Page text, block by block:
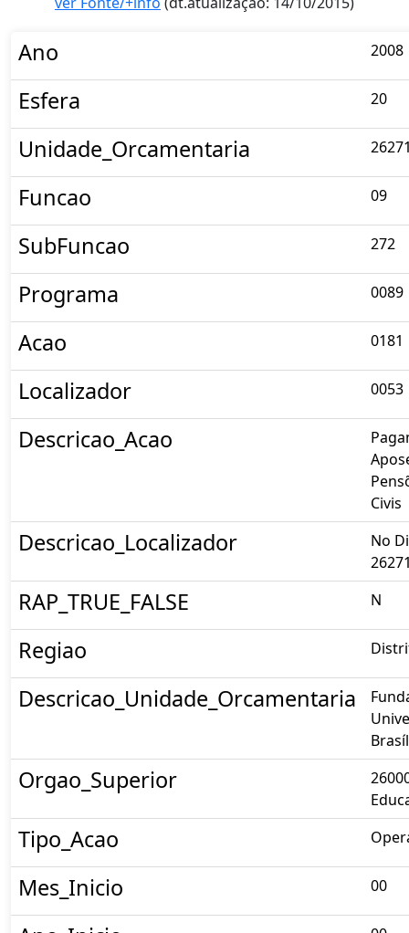
Ano 2008
Esfera 20
Unidade_Orcamentaria
Funcao 09
SubFuncao 272
Programa 0089
Acao 0181
Localizador 0053
Descricao_Acao
Civis
Descricao_Localizador
No
RAP_TRUE_FALSE N
Regiao
Descricao_Unidade_Orcamentaria
Orgao_Superior
Tipo_Acao
Mes_Inicio 00